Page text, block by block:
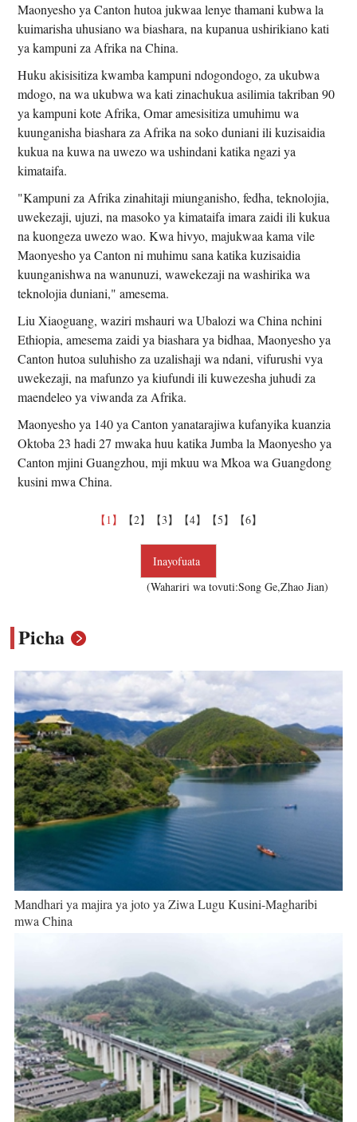
Maonyesho ya Canton hutoa jukwaa lenye thamani kubwa la
kuimarisha uhusiano wa biashara, na kupanua ushirikiano kati
ya kampuni za Afrika na China.
Huku akisisitiza kwamba kampuni ndogondogo, za ukubwa
mdogo, na wa ukubwa wa kati zinachukua asilimia takriban 90
ya kampuni kote Afrika, Omar amesisitiza umuhimu wa
kuunganisha biashara za Afrika na soko duniani ili kuzisaidia
kukua na kuwa na uwezo wa ushindani katika ngazi ya
kimataifa.
"Kampuni za Afrika zinahitaji miunganisho, fedha, teknolojia,
uwekezaji, ujuzi, na masoko ya kimataifa imara zaidi ili kukua
na kuongeza uwezo wao. Kwa hivyo, majukwaa kama vile
Maonyesho ya Canton ni muhimu sana katika kuzisaidia
kuunganishwa na wanunuzi, wawekezaji na washirika wa
teknolojia duniani," amesema.
Liu Xiaoguang, waziri mshauri wa Ubalozi wa China nchini
Ethiopia, amesema zaidi ya biashara ya bidhaa, Maonyesho ya
Canton hutoa suluhisho za uzalishaji wa ndani, vifurushi vya
uwekezaji, na mafunzo ya kiufundi ili kuwezesha juhudi za
maendeleo ya viwanda za Afrika.
Maonyesho ya 140 ya Canton yanatarajiwa kufanyika kuanzia
Oktoba 23 hadi 27 mwaka huu katika Jumba la Maonyesho ya
Canton mjini Guangzhou, mji mkuu wa Mkoa wa Guangdong
kusini mwa China.
【1】 【2】 【3】 【4】 【5】 【6】
Inayofuata
(Wahariri wa tovuti:Song Ge,Zhao Jian)
Picha
Mandhari ya majira ya joto ya Ziwa Lugu Kusini-Magharibi
mwa China